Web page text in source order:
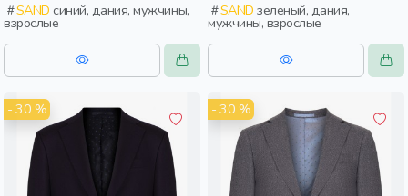
SAND синий, дания, мужчины,
взрослые
SAND зеленый, дания,
мужчины, взрослые
- 30 % - 30 %